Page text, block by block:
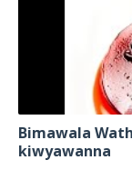
Bimawala
kiwyawanna